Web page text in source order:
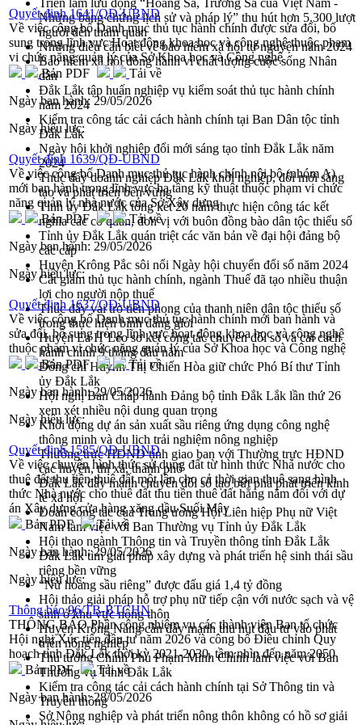
Triển lãm lưu động “Hoàng Sa, Trường Sa của Việt Nam -
Những bằng chứng lịch sử và pháp lý” thu hút hơn 5.300 lượt
người đến tham quan
Những điều cần biết về bảo hiểm xã hội tự nguyện năm 2024
Bảo hiểm xã hội đồng hành vì chất lượng cuộc sống Nhân
dân
Đắk Lắk tập huấn nghiệp vụ kiểm soát thủ tục hành chính
năm 2024
Kiểm tra công tác cải cách hành chính tại Ban Dân tộc tỉnh
Đắk Lắk
Ngày hội khởi nghiệp đổi mới sáng tạo tỉnh Đắk Lắk năm
2024
Thúc đẩy doanh nghiệp Đắk Lắk khởi nghiệp, đổi mới sáng
tạo và phát triển bền vững
Tỉnh ủy Đắk Lắk tổng kết 20 năm thực hiện công tác kết
nghĩa các cơ quan, đơn vị với buôn đồng bào dân tộc thiểu số
Tỉnh ủy Đắk Lắk quán triệt các văn bản về đại hội đảng bộ
các cấp
Huyện Krông Pắc sôi nổi Ngày hội chuyển đổi số năm 2024
Cắt giảm thủ tục hành chính, ngành Thuế đã tạo nhiều thuận
lợi cho người nộp thuế
Thúc đẩy vai trò tiên phong của thanh niên dân tộc thiểu số
trong thực hiện bình đẳng giới
Huyện Ea H’Leo sơ kết công tác chuyển đổi số và cải cách
hành chính 9 tháng đầu năm
Đồng chí Huỳnh Thị Chiến Hòa giữ chức Phó Bí thư Tỉnh
ủy Đắk Lắk
Hội nghị Ban Chấp hành Đảng bộ tỉnh Đắk Lắk lần thứ 26
xem xét nhiều nội dung quan trọng
Khởi động dự án sản xuất sầu riêng ứng dụng công nghệ
thông minh và du lịch trải nghiệm nông nghiệp
Thường trực HĐND tỉnh giao ban với Thường trực HĐND
các huyện, thị xã, thành phố
Đắk Lắk đẩy mạnh chuyển đổi số tạo bứt phá phát triển kinh
tế xã hội
Đoàn công tác của Trung ương Hội Liên hiệp Phụ nữ Việt
Nam làm việc với Ban Thường vụ Tỉnh ủy Đắk Lắk
Hội thao ngành Thông tin và Truyền thông tỉnh Đắk Lắk
Đắk Lắk tìm giải pháp xây dựng và phát triển hệ sinh thái sầu
riêng bền vững
“Nữ hoàng sầu riêng” được đấu giá 1,4 tỷ đồng
Hội thảo giải pháp hỗ trợ phụ nữ tiếp cận với nước sạch và vệ
sinh ở khu vực nông thôn
Huyện Krông Năng cần đẩy mạnh thu hút đầu tư vào phát
triển nông nghiệp
Thủ tướng Chính Phủ Phạm Minh Chính làm việc với Ban
Thường vụ Tỉnh Đắk Lắk
Kiểm tra công tác cải cách hành chính tại Sở Thông tin và
Truyền thông
Sở Nông nghiệp và phát triển nông thôn không có hồ sơ giải
Quyết định 1641/QĐ-UBND
Về việc công bố Danh mục thủ tục hành chính được sửa đổi, bổ
sung trong lĩnh vực Hoạt động khoa học và công nghệ thuộc phạm
vi chức năng quản lý của Sở Khoa học và Công nghệ
Bản PDF
Tải về
Ngày ban hành:29/05/2026
Ngày hiệu lực:
Quyết định 1639/QĐ-UBND
Về việc công bố Danh mục thủ tục hành chính nội bộ (nhóm A)
mới ban hành trong lĩnh vực hạ tầng kỹ thuật thuộc phạm vi chức
năng quản lý nhà nước của Sở Xây dựng
Bản PDF
Tải về
Ngày ban hành: 29/05/2026
Ngày hiệu lực:
Quyết định 1637/QĐ-UBND
Về việc công bố Danh mục thủ tục hành chính mới ban hành và
sửa đổi, bổ sung trong lĩnh vực hoạt động khoa học và công nghệ
thuộc phạm vi chức năng quản lý của Sở Khoa học và Công nghệ
Bản PDF
Tải về
Ngày ban hành:29/05/2026
Ngày hiệu lực:
Quyết định 1585/QĐ-UBND
Về việc chuyển hình thức sử dụng đất từ hình thức Nhà nước cho
thuê đất thu tiền thuê đất một lần cho cả thời gian thuê sang hình
thức Nhà nước cho thuê đất thu tiền thuê đất hằng năm đối với dự
án Xây dựng cửa hàng xăng dầu Suối Mây
Bản PDF
Tải về
Ngày ban hành:29/05/2026
Ngày hiệu lực:
Thông báo 96/TB-BTCHN
THÔNG BÁO Phân công nhiệm vụ các thành viên Ban tổ chức
Hội nghị Xúc tiến đầu tư năm 2026 và công bố Điều chỉnh Quy
hoạch tỉnh Đắk Lắk thời kỳ 2021-2030, tầm nhìn đến năm 2050
Bản PDF
Tải về
Ngày ban hành:28/05/2026